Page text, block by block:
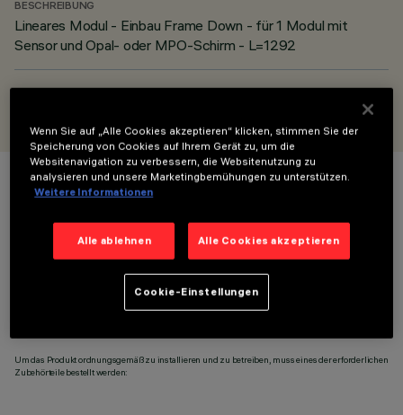
BESCHREIBUNG
Lineares Modul - Einbau Frame Down - für 1 Modul mit
Sensor und Opal- oder MPO-Schirm - L=1292
FARBE
Um das Produkt ordnungsgemäß zu installieren und zu betreiben, muss eines der erforderlichen
Zubehörteile bestellt werden:
Wenn Sie auf „Alle Cookies akzeptieren“ klicken, stimmen Sie der
Speicherung von Cookies auf Ihrem Gerät zu, um die
Websitenavigation zu verbessern, die Websitenutzung zu
analysieren und unsere Marketingbemühungen zu unterstützen.
Weitere Informationen
Alle ablehnen Alle Cookies akzeptieren
Cookie-Einstellungen